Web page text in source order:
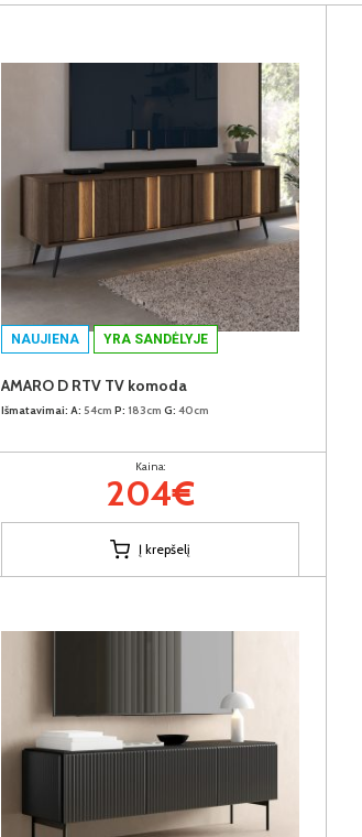
NAUJIENA YRA SANDĖLYJE
AMARO D RTV TV komoda
Išmatavimai: A: 54cm P: 183cm G: 40cm
Kaina:
204€
Į krepšelį